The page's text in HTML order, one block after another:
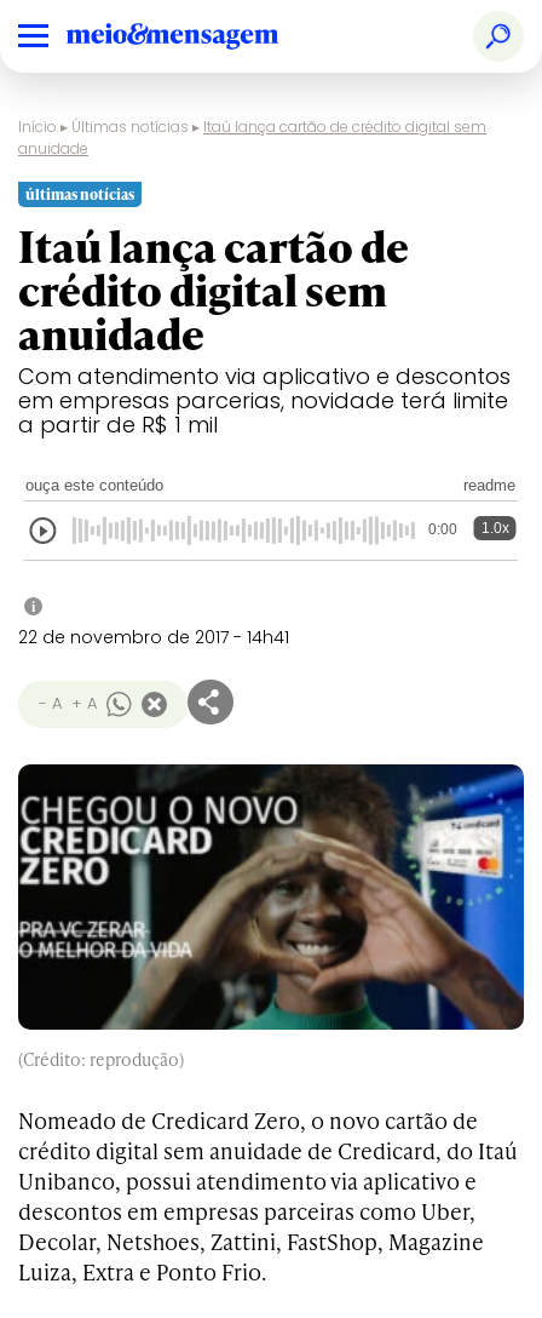
Início ▸ Últimas notícias ▸ Itaú lança cartão de crédito digital sem
anuidade
últimas notícias
Itaú lança cartão de
crédito digital sem
anuidade
Com atendimento via aplicativo e descontos
em empresas parcerias, novidade terá limite
a partir de R$ 1 mil
ouça este conteúdo readme
0:00 1.0x
i
22 de novembro de 2017 - 14h41
- A + A
(Crédito: reprodução)
Nomeado de Credicard Zero, o novo cartão de
crédito digital sem anuidade de Credicard, do Itaú
Unibanco, possui atendimento via aplicativo e
descontos em empresas parceiras como Uber,
Decolar, Netshoes, Zattini, FastShop, Magazine
Luiza, Extra e Ponto Frio.